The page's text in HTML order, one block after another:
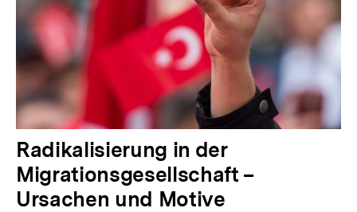
Radikalisierung in der
Migrationsgesellschaft –
Ursachen und Motive